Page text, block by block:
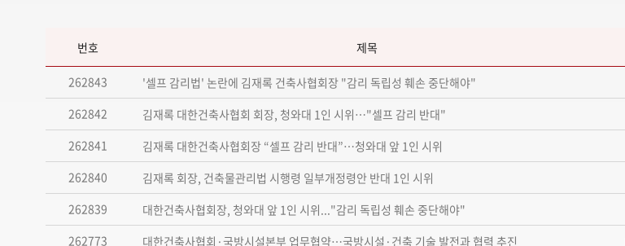
번호 제목
262843 '셀프 감리법' 논란에 김재록 건축사협회장 "감리 독립성 훼손 중단해야"
262842
김재록 대한건축사협회 회장, 청와대 1인 시위…"셀프 감리 반대"
262841
김재록 대한건축사협회장 “셀프 감리 반대”…청와대 앞 1인 시위
262840
김재록 회장, 건축물관리법 시행령 일부개정령안 반대 1인 시위
262839
대한건축사협회장, 청와대 앞 1인 시위..."감리 독립성 훼손 중단해야"
262773
대한건축사협회·국방시설본부 업무협약…국방시설·건축 기술 발전과 협력 추진